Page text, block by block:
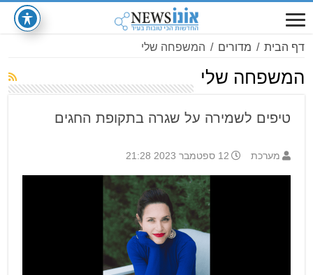
דף הבית / מדורים / המשפחה שלי
המשפחה שלי
טיפים לשמירה על שגרה בתקופת החגים
מערכת 12 ספטמבר 2023 21:28